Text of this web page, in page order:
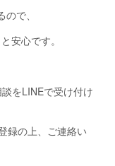
で、
安心です。
をLINEで受け付け
録の上、ご連絡い